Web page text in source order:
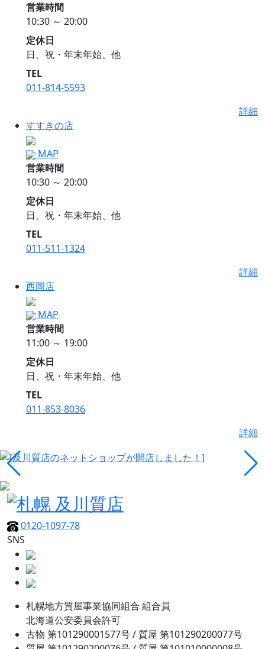
営業時間
10:30 ～ 20:00
定休日
日、祝・年末年始、他
TEL
011-814-5593
詳細
すすきの店
MAP
営業時間
10:30 ～ 20:00
定休日
日、祝・年末年始、他
TEL
011-511-1324
詳細
西岡店
MAP
営業時間
11:00 ～ 19:00
定休日
日、祝・年末年始、他
TEL
011-853-8036
詳細
0120-1097-78
SNS
札幌地方質屋事業協同組合 組合員
北海道公安委員会許可
古物 第101290001577号 / 質屋 第101290200077号